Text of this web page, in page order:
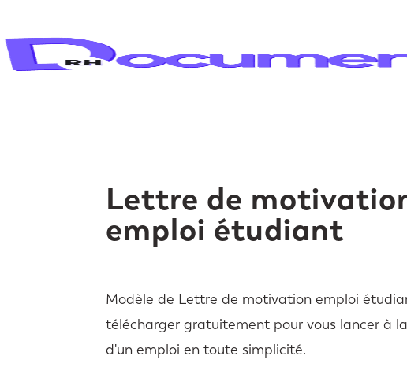
Lettre de
emploi étudiant
Modèle de Lettre de motivation emploi
télécharger gratuitement pour vous lancer à
d'un emploi en toute simplicité.